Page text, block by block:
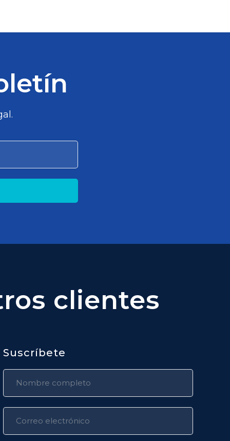
clientes
Suscríbete